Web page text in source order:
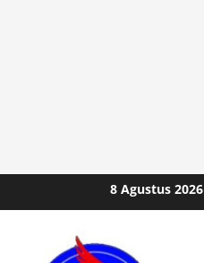
to
8 Agustus 2026